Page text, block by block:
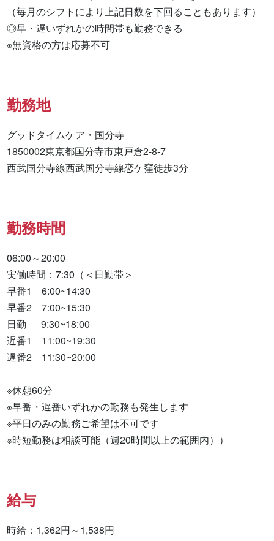
（毎月のシフトにより上記日数を下回ることもあります）
◎早・遅いずれかの時間帯も勤務できる
※無資格の方は応募不可
勤務地
グッドタイムケア・国分寺
1850002東京都国分寺市東戸倉2-8-7
西武国分寺線西武国分寺線恋ケ窪徒歩3分
勤務時間
06:00～20:00
実働時間：7:30（＜日勤帯＞
早番1　6:00~14:30
早番2　7:00~15:30
日勤　  9:30~18:00
遅番1　11:00~19:30
遅番2　11:30~20:00
※休憩60分
※早番・遅番いずれかの勤務も発生します
※平日のみの勤務ご希望は不可です
※時短勤務は相談可能（週20時間以上の範囲内））
給与
時給：1,362円～1,538円